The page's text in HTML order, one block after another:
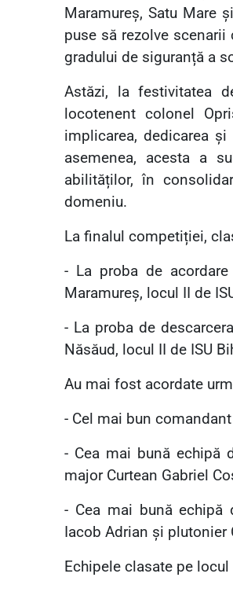
Maramureș, Satu Mare
puse să rezolve scenarii
gradului de siguranță a
Astăzi, la festivitatea
locotenent colonel
implicarea, dedicarea
asemenea, acesta a
abilităților, în
domeniu.
La finalul competiției,
- La proba de
Maramureș, locul II de
- La proba de
Năsăud, locul II de ISU
Au mai fost acordate
- Cel mai bun
- Cea mai bună echipă
major Curtean Gabriel
- Cea mai bună echipă
Iacob Adrian și plutonier
Echipele clasate pe